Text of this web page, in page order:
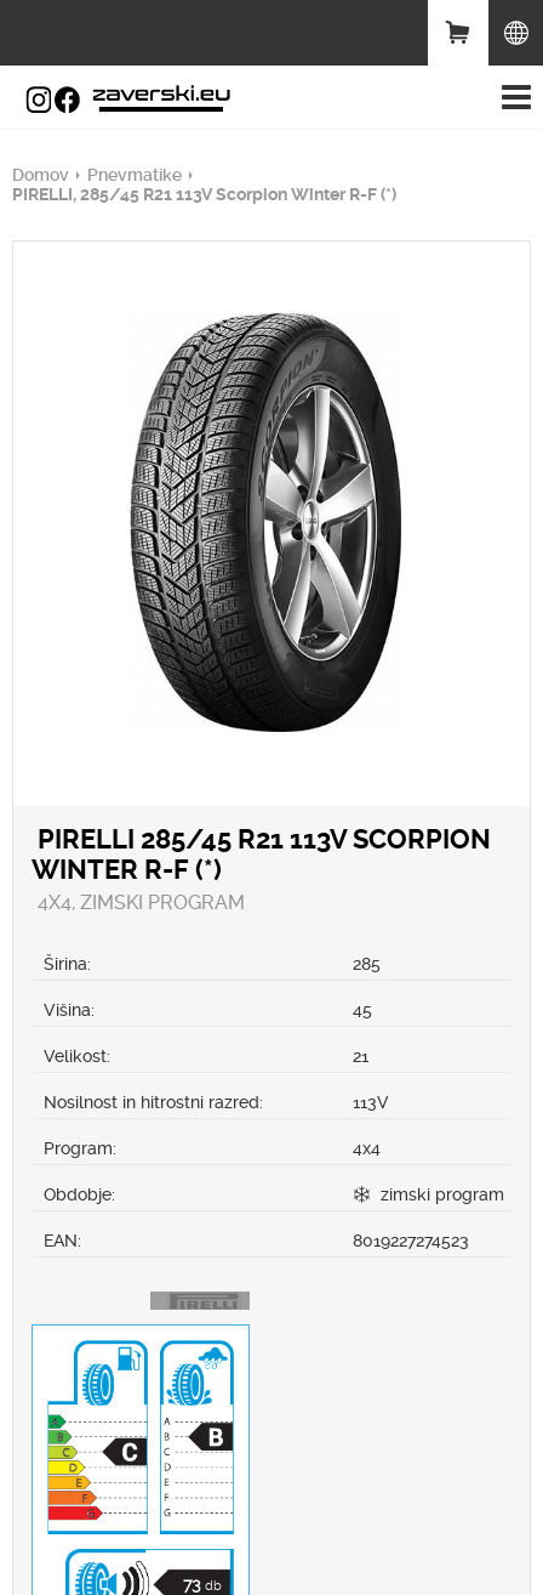
Domov
Pnevmatike
PIRELLI, 285/45 R21 113V Scorpion Winter R-F (*)
PIRELLI 285/45 R21 113V SCORPION
WINTER R-F (*)
4X4, ZIMSKI PROGRAM
Širina: 285
Višina: 45
Velikost: 21
Nosilnost in hitrostni razred: 113V
Program: 4x4
Obdobje: zimski program
EAN: 8019227274523
73 db